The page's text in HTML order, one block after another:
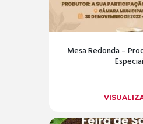
Mesa Redonda –